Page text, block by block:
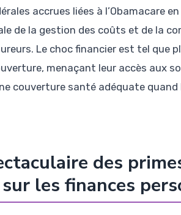
accrues liées à l’Obamacare
de la gestion des coûts et de la
Le choc financier est tel que
menaçant leur accès aux
couverture santé adéquate quand
des
les finances